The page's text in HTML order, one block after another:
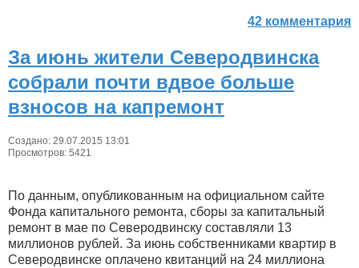
42 комментария
За июнь жители Северодвинска
собрали почти вдвое больше
взносов на капремонт
Создано: 29.07.2015 13:01
Просмотров: 5421
По данным, опубликованным на официальном сайте
Фонда капитального ремонта, сборы за капитальный
ремонт в мае по Северодвинску составляли 13
миллионов рублей. За июнь собственниками квартир в
Северодвинске оплачено квитанций на 24 миллиона